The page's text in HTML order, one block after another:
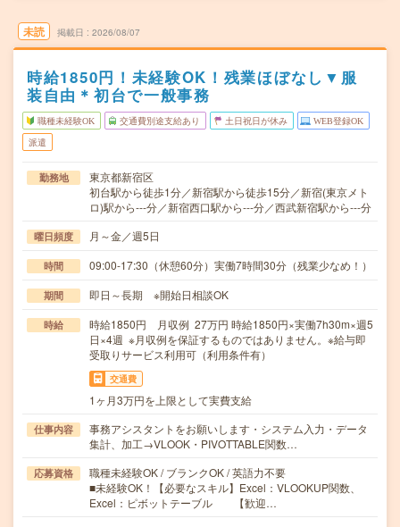
未読 掲載日 2026/08/07
時給1850円！未経験OK！残業ほぼなし▼服
装自由＊初台で一般事務
職種未経験OK 交通費別途支給あり 土日祝日が休み WEB登録OK
派遣
勤務地
東京都新宿区
初台駅から徒歩1分／新宿駅から徒歩15分／新宿(東京メト
ロ)駅から---分／新宿西口駅から---分／西武新宿駅から---分
曜日頻度 月～金／週5日
時間 09:00-17:30（休憩60分）実働7時間30分（残業少なめ！）
期間 即日～長期 ※開始日相談OK
時給
時給1850円 月収例 27万円 時給1850円×実働7h30m×週5
日×4週 ※月収例を保証するものではありません。※給与即
受取りサービス利用可（利用条件有）
交通費
1ヶ月3万円を上限として実費支給
仕事内容
事務アシスタントをお願いします・システム入力・データ
集計、加工→VLOOK・PIVOTTABLE関数…
応募資格
職種未経験OK / ブランクOK / 英語力不要
■未経験OK！【必要なスキル】Excel：VLOOKUP関数、
Excel：ピボットテーブル 【歓迎…